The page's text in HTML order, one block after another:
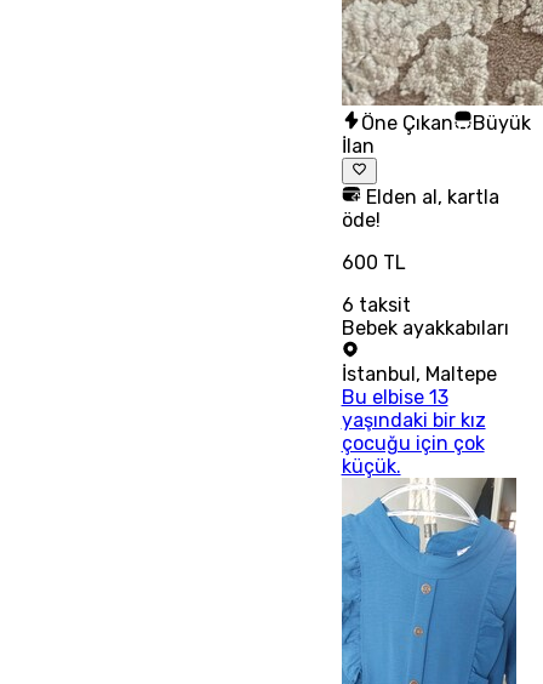
Öne Çıkan
Büyük
İlan
Elden al, kartla
öde!
600 TL
6 taksit
Bebek ayakkabıları
İstanbul , Maltepe
Bu elbise 13
yaşındaki bir kız
çocuğu için çok
küçük.